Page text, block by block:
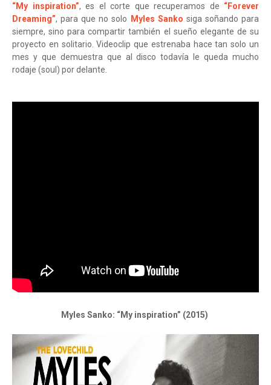
“My inspiration”, es el corte que recuperamos de “Forever
Dreaming”, para que no solo Myles Sanko siga soñando para
siempre, sino para compartir también el sueño elegante de su
proyecto en solitario. Videoclip que estrenaba hace tan solo un
mes y que demuestra que al disco todavía le queda mucho
rodaje (soul) por delante.
Myles Sanko: “My inspiration” (2015)